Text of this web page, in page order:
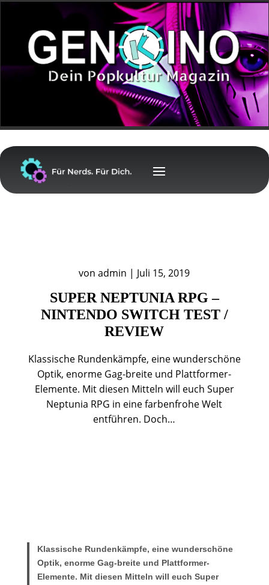
vonadmin | Juli 15, 2019
SUPER NEPTUNIA RPG –
NINTENDO SWITCH TEST /
REVIEW
Klassische Rundenkämpfe, eine wunderschöne
Optik, enorme Gag-breite und Plattformer-
Elemente. Mit diesen Mitteln will euch Super
Neptunia RPG in eine farbenfrohe Welt
entführen. Doch…
Klassische Rundenkämpfe, eine wunderschöne
Optik, enorme Gag-breite und Plattformer-
Elemente. Mit diesen Mitteln will euch Super